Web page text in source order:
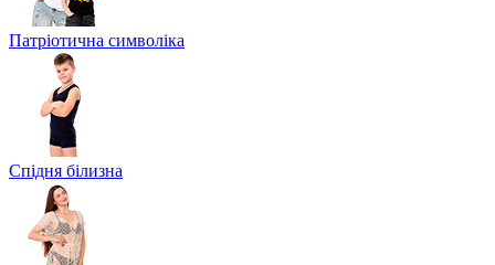
Патріотична символіка
Спідня білизна